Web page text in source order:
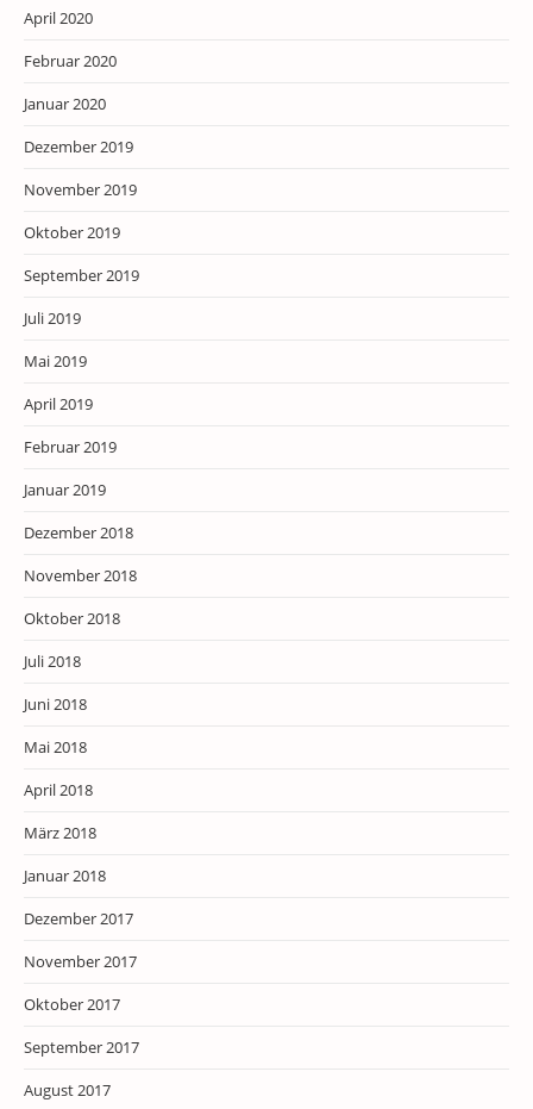
April 2020
Februar 2020
Januar 2020
Dezember 2019
November 2019
Oktober 2019
September 2019
Juli 2019
Mai 2019
April 2019
Februar 2019
Januar 2019
Dezember 2018
November 2018
Oktober 2018
Juli 2018
Juni 2018
Mai 2018
April 2018
März 2018
Januar 2018
Dezember 2017
November 2017
Oktober 2017
September 2017
August 2017